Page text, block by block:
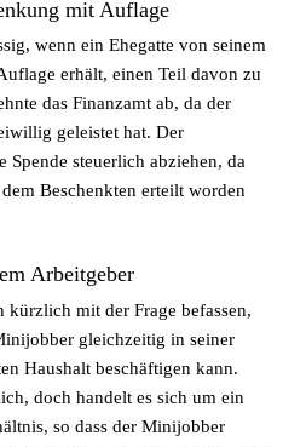
mit Auflage
wenn ein Ehegatte von seinem
erhält, einen Teil davon zu
das Finanzamt ab, da der
geleistet hat. Der
Spende steuerlich abziehen, da
Beschenkten erteilt worden
Arbeitgeber
mit der Frage befassen,
gleichzeitig in seiner
Haushalt beschäftigen kann.
doch handelt es sich um ein
so dass der Minijobber